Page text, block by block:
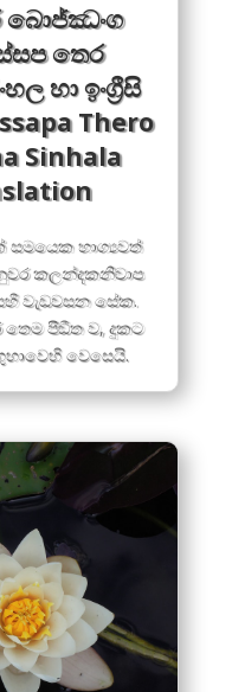
බොජ්ඣංග
තෙර
හා ඉංග්‍රීසි
Thero
Sinhala
සමයෙක භාග්‍යවත්
කලන්දකනිවාප
වැඩවසන සේක.
තෙම පීඩීත ව, දුකට
වෙසෙයි.